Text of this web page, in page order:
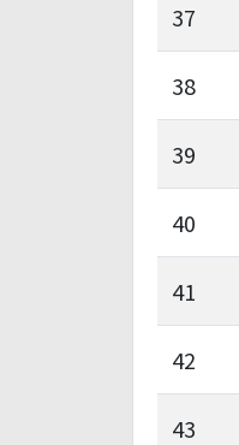
37
38
39
40
41
42
43